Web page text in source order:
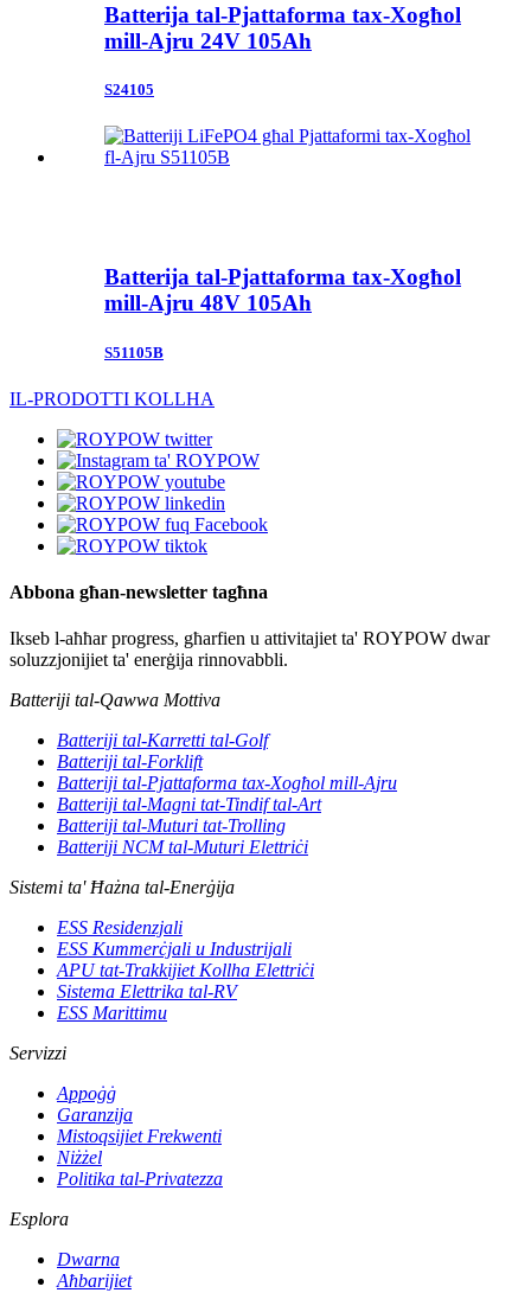
Batterija tal-Pjattaforma tax-Xogħol
mill-Ajru 24V 105Ah
S24105
Batterija tal-Pjattaforma tax-Xogħol
mill-Ajru 48V 105Ah
S51105B
IL-PRODOTTI KOLLHA
Abbona għan-newsletter tagħna
Ikseb l-aħħar progress, għarfien u attivitajiet ta' ROYPOW dwar
soluzzjonijiet ta' enerġija rinnovabbli.
Batteriji tal-Qawwa Mottiva
Batteriji tal-Karretti tal-Golf
Batteriji tal-Forklift
Batteriji tal-Pjattaforma tax-Xogħol mill-Ajru
Batteriji tal-Magni tat-Tindif tal-Art
Batteriji tal-Muturi tat-Trolling
Batteriji NCM tal-Muturi Elettriċi
Sistemi ta' Ħażna tal-Enerġija
ESS Residenzjali
ESS Kummerċjali u Industrijali
APU tat-Trakkijiet Kollha Elettriċi
Sistema Elettrika tal-RV
ESS Marittimu
Servizzi
Appoġġ
Garanzija
Mistoqsijiet Frekwenti
Niżżel
Politika tal-Privatezza
Esplora
Dwarna
Aħbarijiet